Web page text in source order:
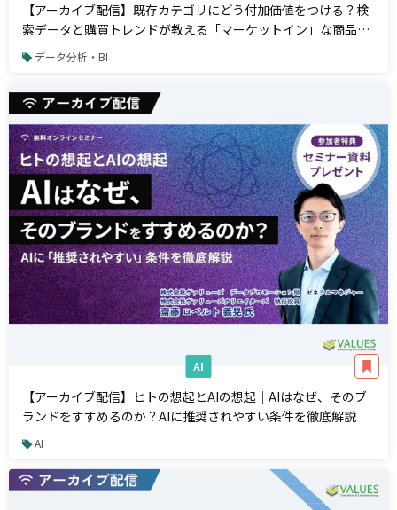
【アーカイブ配信】既存カテゴリにどう付加価値をつける？検
索データと購買トレンドが教える「マーケットイン」な商品開
発アプローチ
データ分析・BI
AI
【アーカイブ配信】ヒトの想起とAIの想起｜AIはなぜ、そのブ
ランドをすすめるのか？AIに推奨されやすい条件を徹底解説
AI